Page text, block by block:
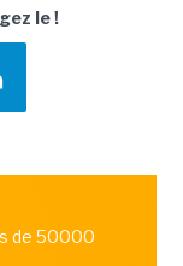
le !
de 50000